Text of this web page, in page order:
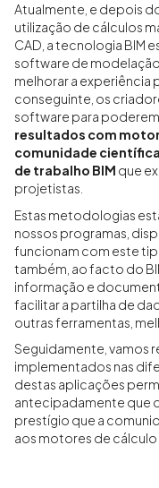
Atualmente, e depois
utilização de cálculos
CAD, a tecnologia BIM
software de
melhorar a experiência
conseguinte, os
software para
resultados com
comunidade
de trabalho BIM que
projetistas.
Estas metodologias
nossos programas,
funcionam com este
também, ao facto do
informação e
facilitar a partilha de
outras ferramentas,
Seguidamente, vamos
implementados nas
destas aplicações
antecipadamente que
prestígio que a
aos motores de